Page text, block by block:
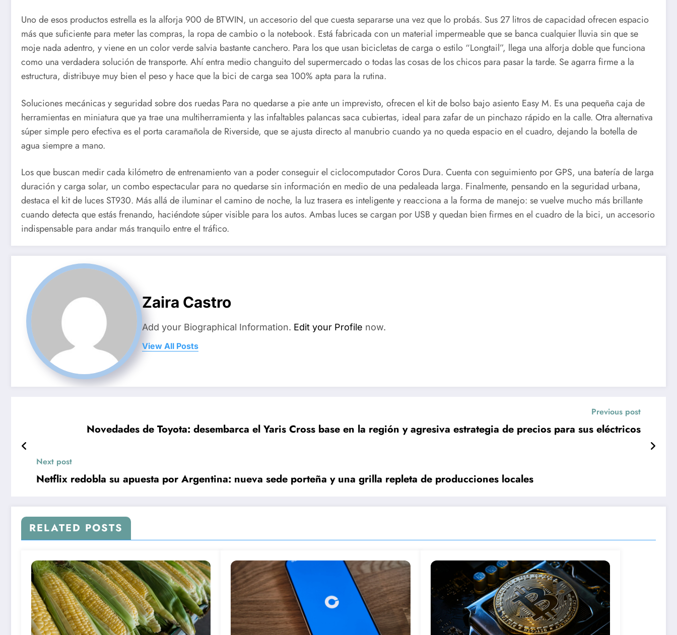
Uno de esos productos estrella es la alforja 900 de BTWIN, un accesorio del que cuesta separarse una vez que lo probás. Sus 27 litros de capacidad ofrecen espacio
más que suficiente para meter las compras, la ropa de cambio o la notebook. Está fabricada con un material impermeable que se banca cualquier lluvia sin que se
moje nada adentro, y viene en un color verde salvia bastante canchero. Para los que usan bicicletas de carga o estilo “Longtail”, llega una alforja doble que funciona
como una verdadera solución de transporte. Ahí entra medio changuito del supermercado o todas las cosas de los chicos para pasar la tarde. Se agarra firme a la
estructura, distribuye muy bien el peso y hace que la bici de carga sea 100% apta para la rutina.
Soluciones mecánicas y seguridad sobre dos ruedas Para no quedarse a pie ante un imprevisto, ofrecen el kit de bolso bajo asiento Easy M. Es una pequeña caja de
herramientas en miniatura que ya trae una multiherramienta y las infaltables palancas saca cubiertas, ideal para zafar de un pinchazo rápido en la calle. Otra alternativa
súper simple pero efectiva es el porta caramañola de Riverside, que se ajusta directo al manubrio cuando ya no queda espacio en el cuadro, dejando la botella de
agua siempre a mano.
Los que buscan medir cada kilómetro de entrenamiento van a poder conseguir el ciclocomputador Coros Dura. Cuenta con seguimiento por GPS, una batería de larga
duración y carga solar, un combo espectacular para no quedarse sin información en medio de una pedaleada larga. Finalmente, pensando en la seguridad urbana,
destaca el kit de luces ST930. Más allá de iluminar el camino de noche, la luz trasera es inteligente y reacciona a la forma de manejo: se vuelve mucho más brillante
cuando detecta que estás frenando, haciéndote súper visible para los autos. Ambas luces se cargan por USB y quedan bien firmes en el cuadro de la bici, un accesorio
indispensable para andar más tranquilo entre el tráfico.
Zaira Castro
Add your Biographical Information. Edit your Profile now.
View All Posts
Previous post
Novedades de Toyota: desembarca el Yaris Cross base en la región y agresiva estrategia de precios para sus eléctricos
Next post
Netflix redobla su apuesta por Argentina: nueva sede porteña y una grilla repleta de producciones locales
RELATED POSTS